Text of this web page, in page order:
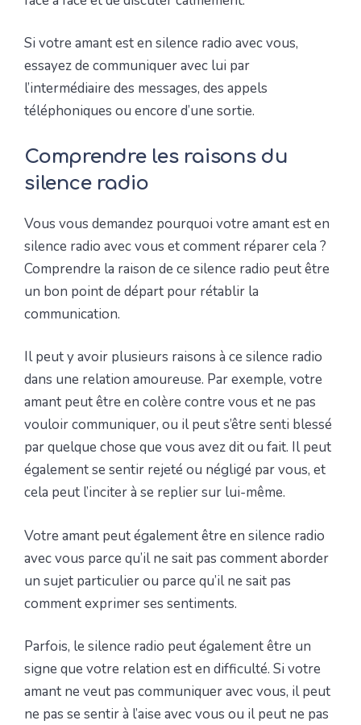
Si votre amant est en silence radio avec vous,
essayez de communiquer avec lui par
l’intermédiaire des messages, des appels
téléphoniques ou encore d’une sortie.
Comprendre les raisons du
silence radio
Vous vous demandez pourquoi votre amant est en
silence radio avec vous et comment réparer cela ?
Comprendre la raison de ce silence radio peut être
un bon point de départ pour rétablir la
communication.
Il peut y avoir plusieurs raisons à ce silence radio
dans une relation amoureuse. Par exemple, votre
amant peut être en colère contre vous et ne pas
vouloir communiquer, ou il peut s’être senti blessé
par quelque chose que vous avez dit ou fait. Il peut
également se sentir rejeté ou négligé par vous, et
cela peut l’inciter à se replier sur lui-même.
Votre amant peut également être en silence radio
avec vous parce qu’il ne sait pas comment aborder
un sujet particulier ou parce qu’il ne sait pas
comment exprimer ses sentiments.
Parfois, le silence radio peut également être un
signe que votre relation est en difficulté. Si votre
amant ne veut pas communiquer avec vous, il peut
ne pas se sentir à l’aise avec vous ou il peut ne pas